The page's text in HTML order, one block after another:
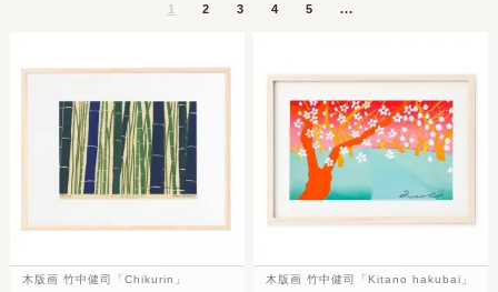
1 2 3 4 5 ...
木版画 竹中健司「Chikurin」 木版画 竹中健司「Kitano hakubai」